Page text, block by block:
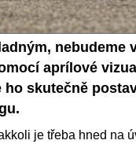
nebudeme
aprílové
skutečně
je třeba hned na